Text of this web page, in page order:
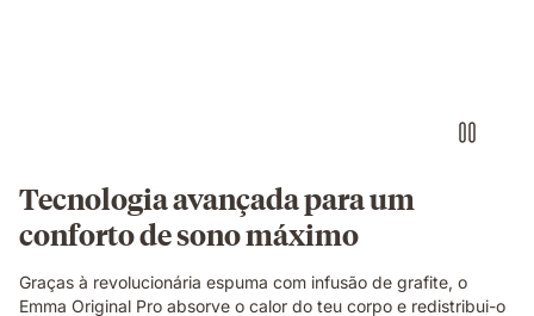
Tecnologia avançada para um
conforto de sono máximo
Graças à revolucionária espuma com infusão de grafite, o
Emma Original Pro absorve o calor do teu corpo e redistribui-o